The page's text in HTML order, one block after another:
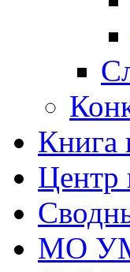
Книга
Центр
МО